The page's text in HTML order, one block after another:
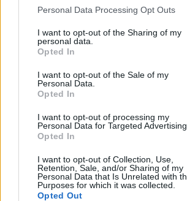
Please note that this website/app uses one
not limited to your visit or usage behaviour.
grant or deny consent to Google and its
use your data for below specified purposes
consent section.
Personal Data Processing Opt Outs
I want to opt-out of the Sharing of my
personal data.
Opted In
I want to opt-out of the Sale of my
Personal Data.
Opted In
I want to opt-out of processing my
Personal Data for Targeted Advertising.
Opted In
I want to opt-out of Collection, Use,
Retention, Sale, and/or Sharing of my
Personal Data that Is Unrelated with
Purposes for which it was collected.
Opted Out
Continua a leggere
WEEKEND